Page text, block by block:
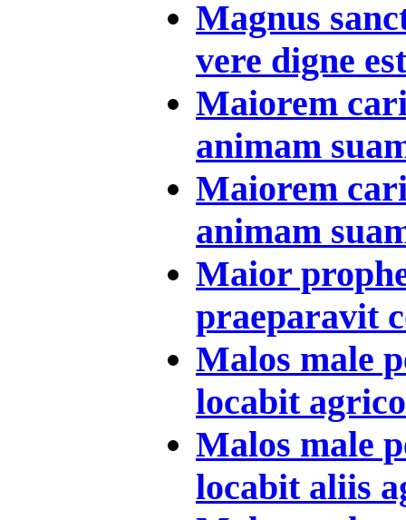
Magnus
vere digne
Maiorem
animam
Maiorem
animam
Maior
praeparavit
Malos male
locabit
Malos male
locabit aliis